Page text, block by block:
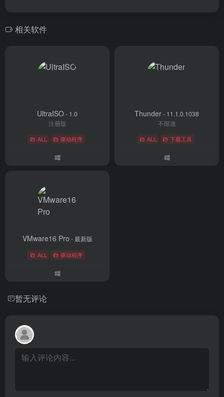
相关软件
UltraISO- 1.0
注册版
ALL 驱动程序
Thunder- 11.1.0.1038
不限速
ALL 下载工具
VMware16 Pro - 最新版
ALL 驱动程序
暂无评论